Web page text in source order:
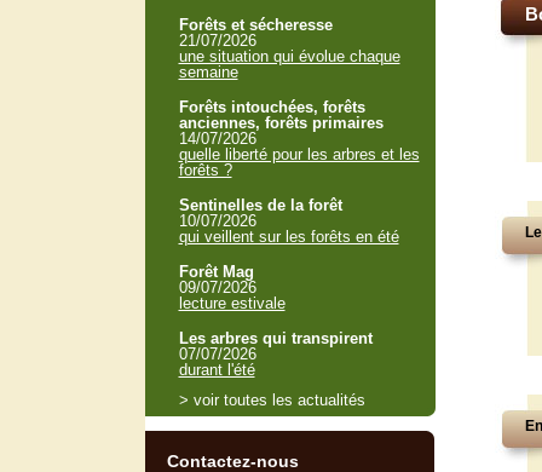
Forêts et sécheresse
21/07/2026
une situation qui évolue chaque
semaine
Forêts intouchées, forêts
anciennes, forêts primaires
14/07/2026
quelle liberté pour les arbres et les
forêts ?
Sentinelles de la forêt
10/07/2026
qui veillent sur les forêts en été
Forêt Mag
09/07/2026
lecture estivale
Les arbres qui transpirent
07/07/2026
durant l'été
> voir toutes les actualités
Contactez-nous